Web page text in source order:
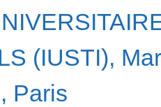
(IUSTI),
Paris